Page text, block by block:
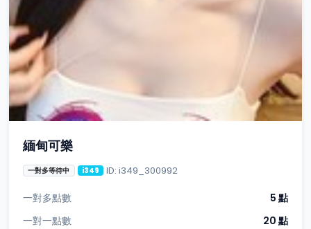
緬甸可樂
一對多等待中 i349 ID: i349_300992
一對多點數
5 點
一對一點數
20 點